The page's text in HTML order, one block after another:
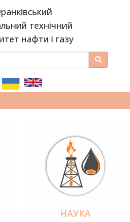
технічний
нафти і газу
Пошук
НАУКА